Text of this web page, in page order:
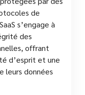
de
s’engage à
des
offrant
d’esprit et une
leurs données